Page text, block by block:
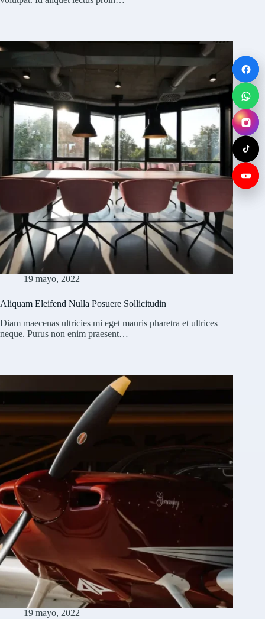
19 mayo, 2022
Aliquam Eleifend Nulla Posuere Sollicitudin
Diam maecenas ultricies mi eget mauris pharetra et ultrices
neque. Purus non enim praesent…
19 mayo, 2022